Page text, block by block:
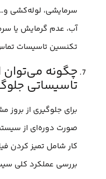
سرمایشی، لوله‌کشی
آب، عدم گرمایش یا
تکنسین تاسیسات
چگونه می‌توان
تاسیساتی
برای جلوگیری از بروز
صورت دوره‌ای از
کار شامل تمیز کردن
بررسی عملکرد کلی